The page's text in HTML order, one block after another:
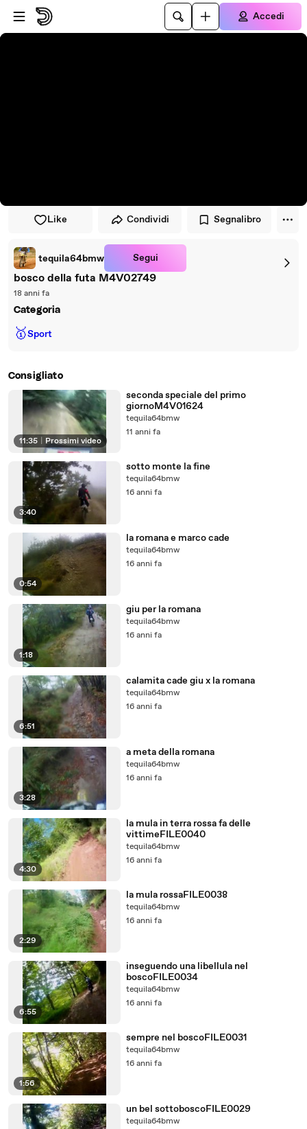
Vai al lettore
Passa al contenuto principale
Accedi
Like Condividi Segnalibro
tequila64bmw Segui
bosco della futa M4V02749
18 anni fa
Categoria
🥇Sport
Consigliato
11:35 Prossimi video
seconda speciale del primo
giornoM4V01624
tequila64bmw
11 anni fa
3:40
sotto monte la fine
tequila64bmw
16 anni fa
0:54
la romana e marco cade
tequila64bmw
16 anni fa
1:18
giu per la romana
tequila64bmw
16 anni fa
6:51
calamita cade giu x la romana
tequila64bmw
16 anni fa
3:28
a meta della romana
tequila64bmw
16 anni fa
4:30
la mula in terra rossa fa delle
vittimeFILE0040
tequila64bmw
16 anni fa
2:29
la mula rossaFILE0038
tequila64bmw
16 anni fa
6:55
inseguendo una libellula nel
boscoFILE0034
tequila64bmw
16 anni fa
1:56
sempre nel boscoFILE0031
tequila64bmw
16 anni fa
un bel sottoboscoFILE0029
tequila64bmw